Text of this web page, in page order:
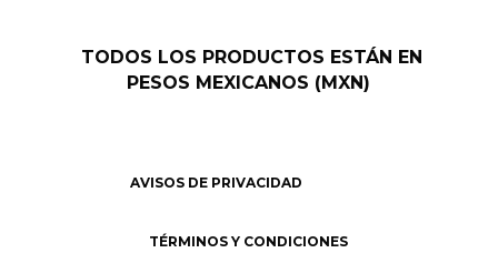
TODOS LOS PRODUCTOS ESTÁN EN
PESOS MEXICANOS (MXN)
AVISOS DE PRIVACIDAD
TÉRMINOS Y CONDICIONES